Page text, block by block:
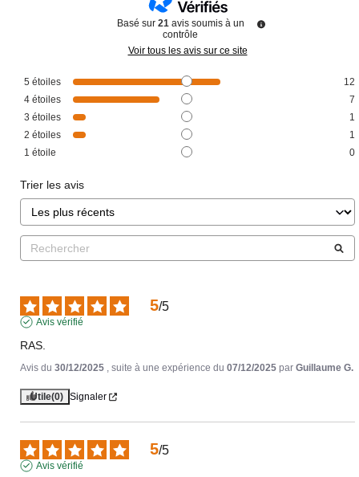
Basé sur 21 avis soumis à un
contrôle
Voir tous les avis sur ce site
5 étoiles
12
4 étoiles
7
3 étoiles
1
2 étoiles
1
1 étoile 0
Trier les avis
5/5
Avis vérifié
RAS.
Avis du 30/12/2025 , suite à une expérience du 07/12/2025 par Guillaume G.
Utile(0) Signaler
5/5
Avis vérifié